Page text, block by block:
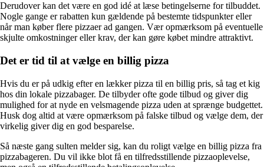
Derudover kan det være en god idé at læse betingelserne for tilbuddet.
Nogle gange er rabatten kun gældende på bestemte tidspunkter eller
når man køber flere pizzaer ad gangen. Vær opmærksom på eventuelle
skjulte omkostninger eller krav, der kan gøre købet mindre attraktivt.
Det er tid til at vælge en billig pizza
Hvis du er på udkig efter en lækker pizza til en billig pris, så tag et kig
hos din lokale pizzabager. De tilbyder ofte gode tilbud og giver dig
mulighed for at nyde en velsmagende pizza uden at sprænge budgettet.
Husk dog altid at være opmærksom på falske tilbud og vælge dem, der
virkelig giver dig en god besparelse.
Så næste gang sulten melder sig, kan du roligt vælge en billig pizza fra
pizzabageren. Du vil ikke blot få en tilfredsstillende pizzaoplevelse,